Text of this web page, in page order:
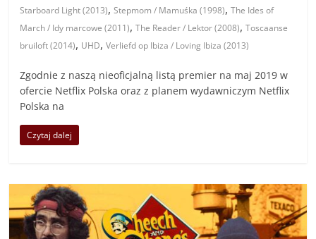
Starboard Light (2013),Stepmom / Mamuśka (1998),The Ides of
March / Idy marcowe (2011),The Reader / Lektor (2008),Toscaanse
bruiloft (2014), UHD,Verliefd op Ibiza / Loving Ibiza (2013)
Zgodnie z naszą nieoficjalną listą premier na maj 2019 w
ofercie Netflix Polska oraz z planem wydawniczym Netflix
Polska na
Czytaj dalej